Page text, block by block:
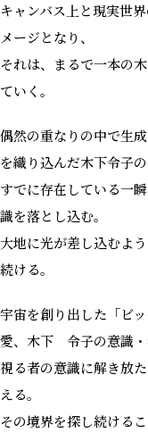
キャンバス上と現実世
メージとなり、
それは、まるで一本の
ていく。
偶然の重なりの中で生
を織り込んだ木下令子の
すでに存在している一
識を落とし込む。
大地に光が差し込むよ
続ける。
宇宙を創り出した「ビ
愛、木下 令子の意識・
視る者の意識に解き放
える。
その境界を探し続ける